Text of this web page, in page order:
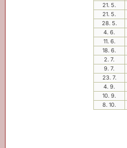
21. 5.
21. 5.
28. 5.
4. 6.
11. 6.
18. 6.
2. 7.
9. 7.
23. 7.
4. 9.
10. 9.
8. 10.